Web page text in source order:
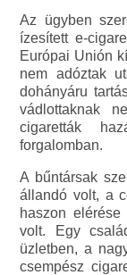
Az ügyben
ízesített e-
Európai Unión
nem adóztak
dohányáru
vádlottaknak
cigaretták
forgalomban.
A bűntársak
állandó volt, a
haszon
volt. Egy
üzletben, a
csempész